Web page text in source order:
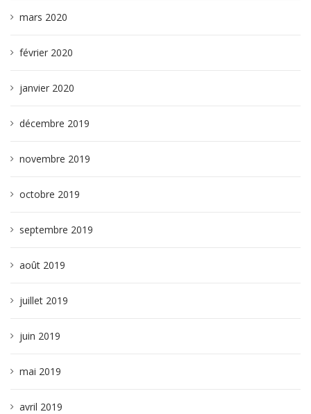
mars 2020
février 2020
janvier 2020
décembre 2019
novembre 2019
octobre 2019
septembre 2019
août 2019
juillet 2019
juin 2019
mai 2019
avril 2019